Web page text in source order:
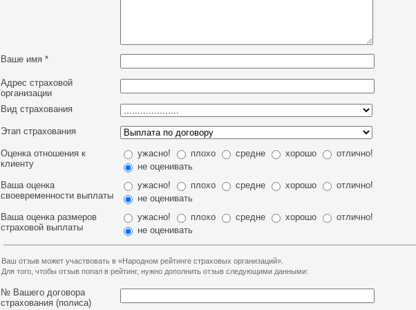
Ваше имя *
Адрес страховой
организации
Вид страхования
Этап страхования
Оценка отношения к
клиенту
ужасно! плохо средне хорошо
отлично!
не оценивать
Ваша оценка
своевременности выплаты
ужасно! плохо средне хорошо
отлично!
не оценивать
Ваша оценка размеров
страховой выплаты
ужасно! плохо средне хорошо
отлично!
не оценивать
Ваш отзыв может участвовать в «Народном рейтинге страховых организаций».
Для того, чтобы отзыв попал в рейтинг, нужно дополнить отзыв следующими данными:
№ Вашего договора
страхования (полиса)